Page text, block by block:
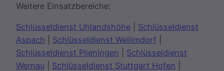
Weitere Einsatzbereiche:
Schlüsseldienst Uhlandshöhe
Schlüsseldienst
Aspach
Schlüsseldienst Weilimdorf
Schlüsseldienst Plieningen
Schlüsseldienst
Wernau
Schlüsseldienst Stuttgart Hofen